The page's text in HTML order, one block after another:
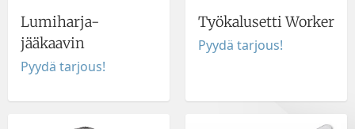
Lumiharja-
jääkaavin
Pyydä tarjous!
Työkalusetti Worker
Pyydä tarjous!